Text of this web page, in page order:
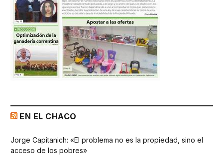
EN EL CHACO
Jorge Capitanich: «El problema no es la propiedad, sino el
acceso de los pobres»